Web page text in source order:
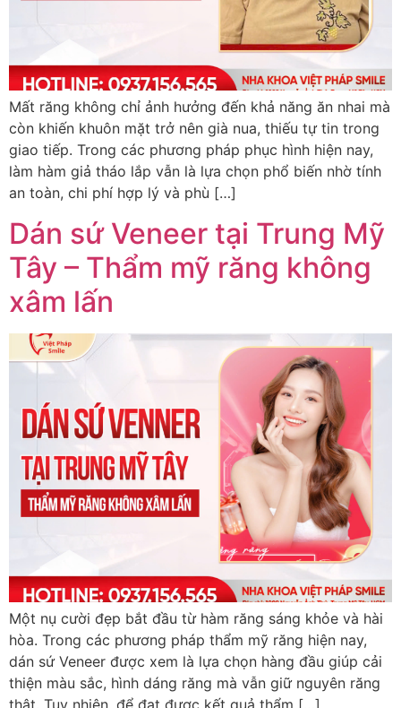
Mất răng không chỉ ảnh hưởng đến khả năng ăn nhai mà
còn khiến khuôn mặt trở nên già nua, thiếu tự tin trong
giao tiếp. Trong các phương pháp phục hình hiện nay,
làm hàm giả tháo lắp vẫn là lựa chọn phổ biến nhờ tính
an toàn, chi phí hợp lý và phù […]
Dán sứ Veneer tại Trung Mỹ
Tây – Thẩm mỹ răng không
xâm lấn
Một nụ cười đẹp bắt đầu từ hàm răng sáng khỏe và hài
hòa. Trong các phương pháp thẩm mỹ răng hiện nay,
dán sứ Veneer được xem là lựa chọn hàng đầu giúp cải
thiện màu sắc, hình dáng răng mà vẫn giữ nguyên răng
thật. Tuy nhiên, để đạt được kết quả thẩm […]